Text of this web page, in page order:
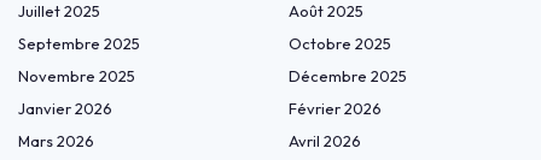
Juillet 2025
Août 2025
Septembre 2025
Octobre 2025
Novembre 2025
Décembre 2025
Janvier 2026
Février 2026
Mars 2026
Avril 2026